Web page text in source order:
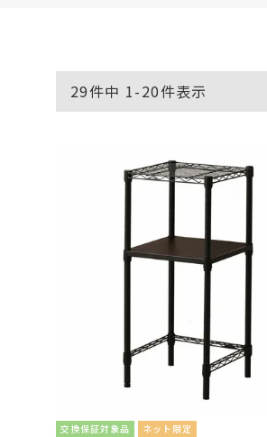
29件中 1-20件表示
交換保証対象品 ネット限定